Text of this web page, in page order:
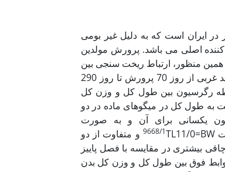
ایران است که به دلیل غیر بومی
کننده اصلی می باشد. پرورش مولدین
منظور، ارتباط ریخت سنجی بین
طول کل (TL) و وزن کل بدن (BW) و همچنین ضریب چاقی در میگوهای ماده پاسفید غربی از روز 70 پرورش تا روز 290
رگرسیون بین طول کل و وزن کل
به طول کل در میگوهای ماده در دو
یکسانی برای آن و به صورت
9668/1 TL11/0=BW و متفاوت از دو
بیشتری در مقایسه با فصل پاییز
روابط فوق بین طول کل و وزن کل بدن